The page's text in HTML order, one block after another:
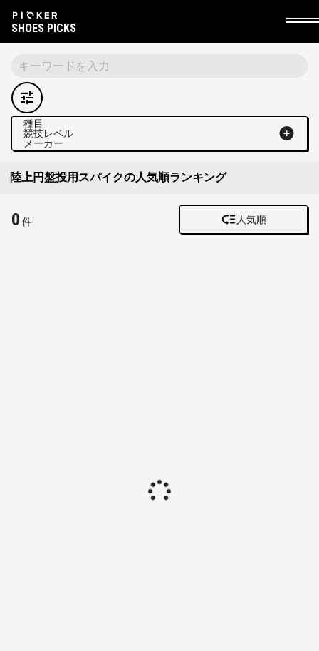
SHOES PICKS
種目
競技レベル
メーカー
陸上円盤投用スパイクの人気順ランキング
0 件 人気順